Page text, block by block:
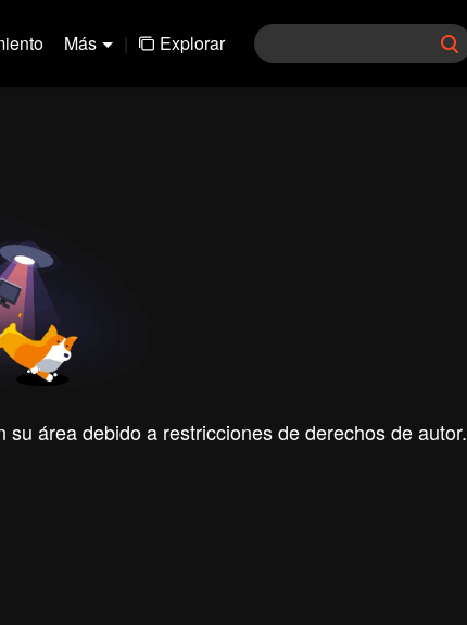
Más | Explorar
área debido a restricciones de derechos de autor.